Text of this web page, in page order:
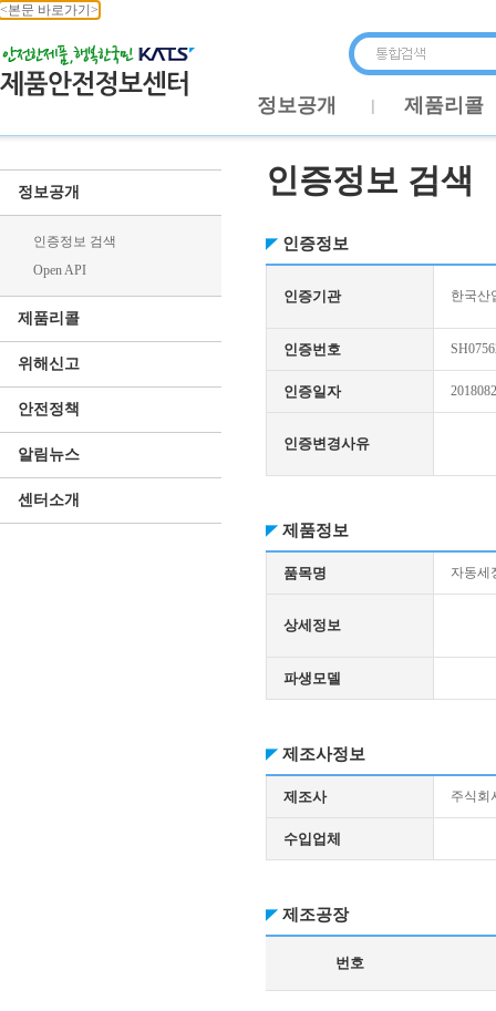
<본문 바로가기>
정보공개 제품리콜
정보공개
인증정보 검색
Open API
제품리콜
위해신고
안전정책
알림뉴스
센터소개
인증정보 검색
인증정보
인증기관 한국산
인증번호
인증일자
인증변경사유
제품정보
품목명 자동세
상세정보
파생모델
제조사정보
제조사 주식회
수입업체
제조공장
번호